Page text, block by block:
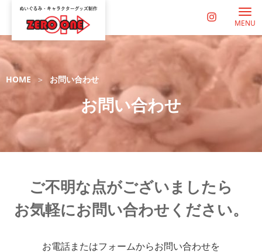
MENU
HOME お問い合わせ
お問い合わせ
ご不明な点がございましたら
お気軽にお問い合わせ ください。
お電話またはフォームからお問い合わせを